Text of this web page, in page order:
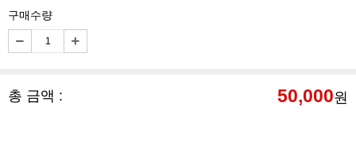
구매수량
총 금액 : 50,000원